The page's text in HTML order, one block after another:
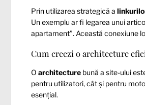
Prin utilizarea strategică a
Un exemplu ar fi legarea unui
apartament”. Această conexiune
Cum creezi o architecture
O architecture bună a site-ului
pentru utilizatori, cât și pentru
esențial.